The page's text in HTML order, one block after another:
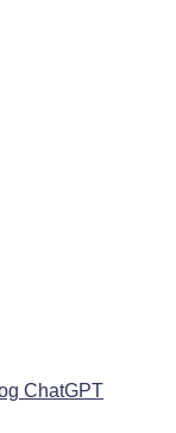
ChatGPT